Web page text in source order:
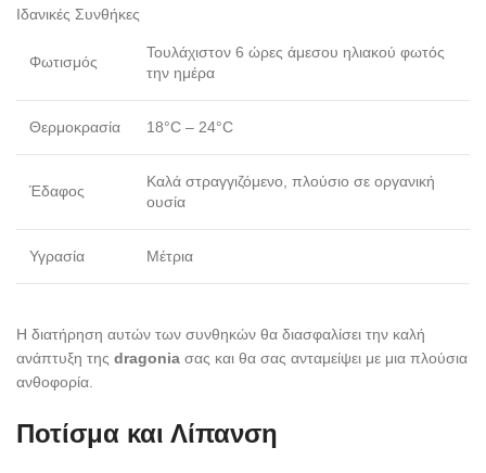
Ιδανικές Συνθήκες
Φωτισμός
Τουλάχιστον 6 ώρες άμεσου ηλιακού φωτός
την ημέρα
Θερμοκρασία 18°C – 24°C
Έδαφος
Καλά στραγγιζόμενο, πλούσιο σε οργανική
ουσία
Υγρασία Μέτρια
Η διατήρηση αυτών των συνθηκών θα διασφαλίσει την καλή
ανάπτυξη της dragonia σας και θα σας ανταμείψει με μια πλούσια
ανθοφορία.
Ποτίσμα και Λίπανση